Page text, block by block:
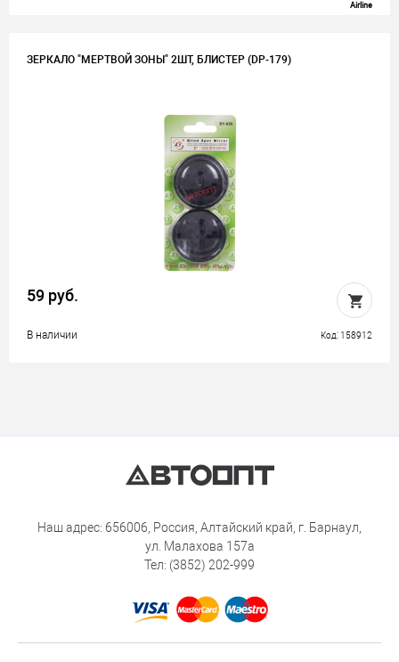
Airline
ЗЕРКАЛО "МЕРТВОЙ ЗОНЫ" 2ШТ, БЛИСТЕР (DP-179)
59 руб.
В наличии Код: 158912
Наш адрес: 656006, Россия, Алтайский край, г. Барнаул,
ул. Малахова 157а
Тел: (3852) 202-999